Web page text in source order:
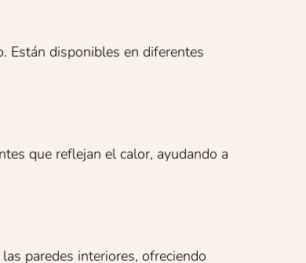
Están disponibles en diferentes
que reflejan el calor, ayudando a
paredes interiores, ofreciendo